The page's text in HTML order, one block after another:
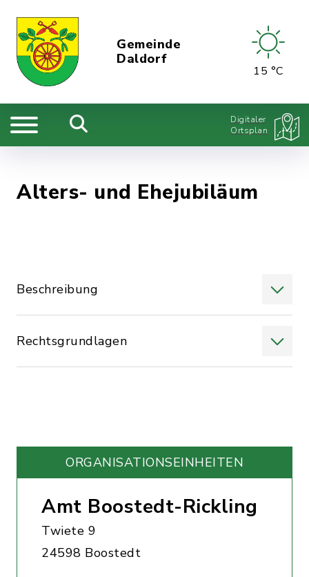
Gemeinde
Daldorf
15 °C
Digitaler
Ortsplan
Alters- und Ehejubiläum
Beschreibung
Rechtsgrundlagen
ORGANISATIONS­EINHEITEN
Amt Boostedt-Rickling
Twiete 9
24598 Boostedt